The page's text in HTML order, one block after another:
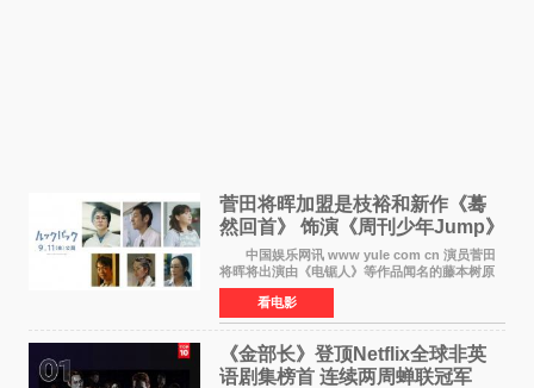
菅田将晖加盟是枝裕和新作《蓦
然回首》 饰演《周刊少年Jump》
编辑
中国娱乐网讯 www yule com cn 演员菅田
将晖将出演由《电锯人》等作品闻名的藤本树原
作漫画改编的电影《蓦然回首》（是枝裕和导
演）。菅田饰演的角色是初中时代两位主人公带
着完成的作品前去
看电影
《金部长》登顶Netflix全球非英
语剧集榜首 连续两周蝉联冠军